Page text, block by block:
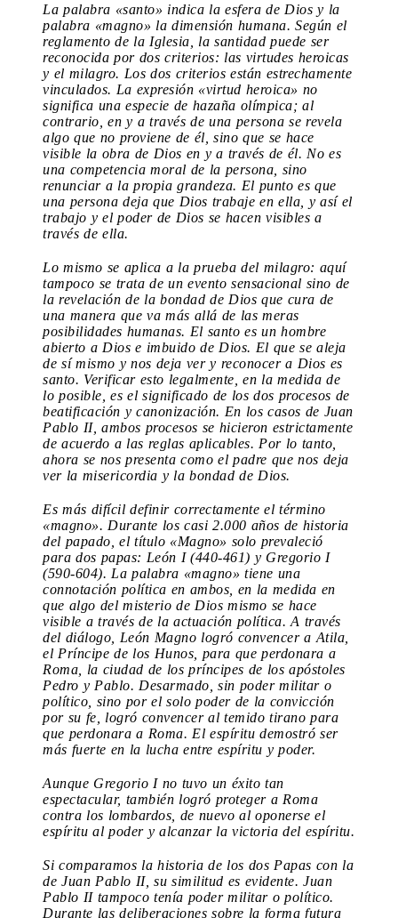
La palabra «santo» indica la esfera de Dios y la
palabra «magno» la dimensión humana. Según el
reglamento de la Iglesia, la santidad puede ser
reconocida por dos criterios: las virtudes heroicas
y el milagro. Los dos criterios están estrechamente
vinculados. La expresión «virtud heroica» no
significa una especie de hazaña olímpica; al
contrario, en y a través de una persona se revela
algo que no proviene de él, sino que se hace
visible la obra de Dios en y a través de él. No es
una competencia moral de la persona, sino
renunciar a la propia grandeza. El punto es que
una persona deja que Dios trabaje en ella, y así el
trabajo y el poder de Dios se hacen visibles a
través de ella.
Lo mismo se aplica a la prueba del milagro: aquí
tampoco se trata de un evento sensacional sino de
la revelación de la bondad de Dios que cura de
una manera que va más allá de las meras
posibilidades humanas. El santo es un hombre
abierto a Dios e imbuido de Dios. El que se aleja
de sí mismo y nos deja ver y reconocer a Dios es
santo. Verificar esto legalmente, en la medida de
lo posible, es el significado de los dos procesos de
beatificación y canonización. En los casos de Juan
Pablo II, ambos procesos se hicieron estrictamente
de acuerdo a las reglas aplicables. Por lo tanto,
ahora se nos presenta como el padre que nos deja
ver la misericordia y la bondad de Dios.
Es más difícil definir correctamente el término
«magno». Durante los casi 2.000 años de historia
del papado, el título «Magno» solo prevaleció
para dos papas: León I (440-461) y Gregorio I
(590-604). La palabra «magno» tiene una
connotación política en ambos, en la medida en
que algo del misterio de Dios mismo se hace
visible a través de la actuación política. A través
del diálogo, León Magno logró convencer a Atila,
el Príncipe de los Hunos, para que perdonara a
Roma, la ciudad de los príncipes de los apóstoles
Pedro y Pablo. Desarmado, sin poder militar o
político, sino por el solo poder de la convicción
por su fe, logró convencer al temido tirano para
que perdonara a Roma. El espíritu demostró ser
más fuerte en la lucha entre espíritu y poder.
Aunque Gregorio I no tuvo un éxito tan
espectacular, también logró proteger a Roma
contra los lombardos, de nuevo al oponerse el
espíritu al poder y alcanzar la victoria del espíritu.
Si comparamos la historia de los dos Papas con la
de Juan Pablo II, su similitud es evidente. Juan
Pablo II tampoco tenía poder militar o político.
Durante las deliberaciones sobre la forma futura